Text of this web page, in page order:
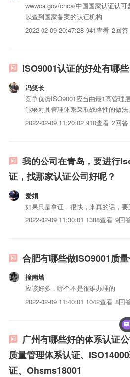
wwwca.gov/cnca/中国国家认证认
以查到国家备案的认证机构
2022-02-09 20:47:28 941查看 2回答
ISO9001认证的好处有哪些
冯笑长
竞争优势ISO9001应当由最1高管理
能够对其管理体系采取战略性的做
确保业务目标持续纳入您的流程中，
2022-02-09 11:20:02 910查看 2回答
我的公司在青岛，要进行
证，找那家认证公司好呢？
爱娟
如果只是拿证，很快，来真的话，要
2022-02-09 11:30:01 1388查看 9回
合肥有哪些做ISO9001质
撞南墙
应该好多，哪个不是很难办理的
2022-02-09 11:40:01 1042查看 8回
广州有哪些好的体系认证
质量管理体系认证、ISO14000
证、Ohsms18001